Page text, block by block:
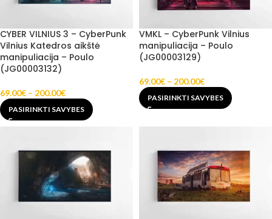
CYBER VILNIUS 3 – CyberPunk
Vilnius Katedros aikštė
manipuliacija – Poulo
(JG00003132)
69.00€ – 200.00€
PASIRINKTI SAVYBES
VMKL – CyberPunk Vilnius
manipuliacija – Poulo
(JG00003129)
69.00€ – 200.00€
PASIRINKTI SAVYBES